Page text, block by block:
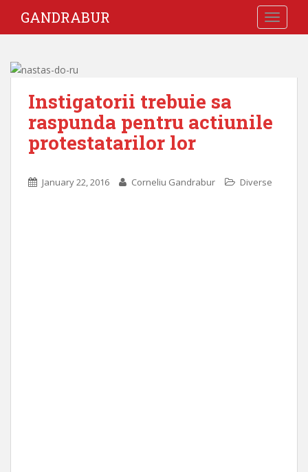
GANDRABUR
Instigatorii trebuie sa
raspunda pentru actiunile
protestatarilor lor
January 22, 2016 Corneliu Gandrabur Diverse